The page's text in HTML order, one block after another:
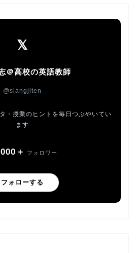
𝕏
＠高校の英語教師
@slangjiten
・授業のヒントを毎日つぶやいてい
ます
＋ フォロワー
フォローする